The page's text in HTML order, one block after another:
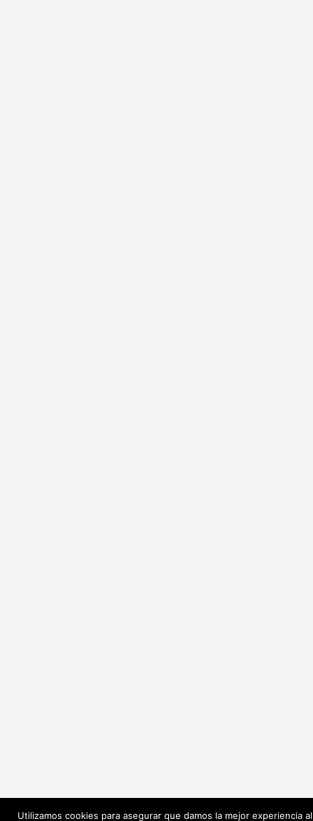
Utilizamos cookies para asegurar que damos la mejor